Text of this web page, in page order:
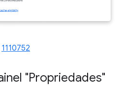
1110752
"Propriedades"